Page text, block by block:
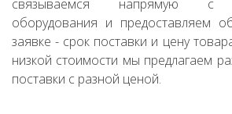
связываемся напрямую с
оборудования и предоставляем
заявке - срок поставки и цену
низкой стоимости мы предлагаем
поставки с разной ценой.